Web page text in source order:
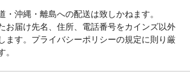
・沖縄・離島への配送は致しかねます。
お届け先名、住所、電話番号をカインズ以外
ます。プライバシーポリシーの規定に則り厳
。